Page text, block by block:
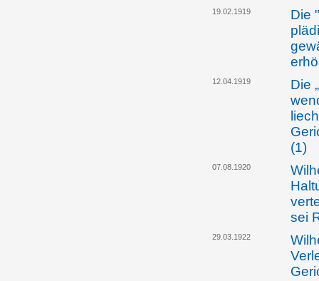
19.02.1919
Die
12.04.1919
Die
(1)
07.08.1920
sei
29.03.1922